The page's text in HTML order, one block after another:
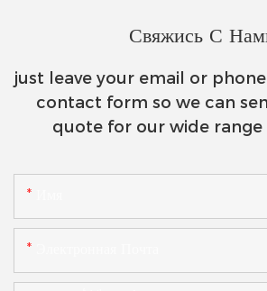
Свяжись С
just leave your email or
contact form so we can
quote for our wide range